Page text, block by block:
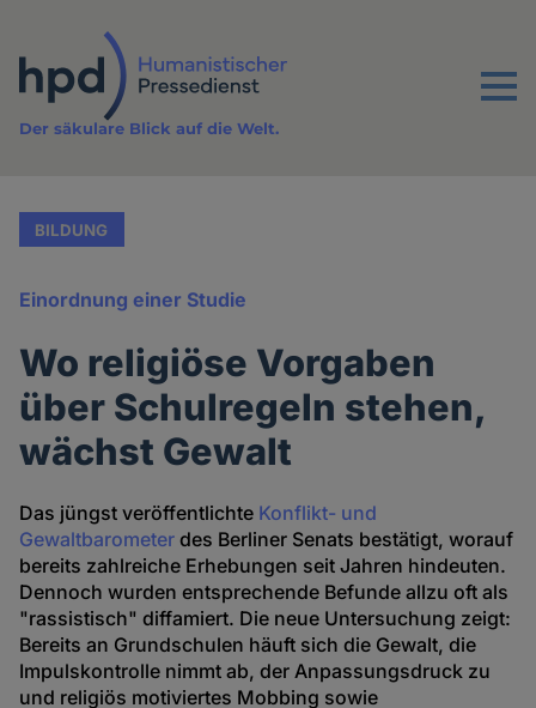
Inhalt
Menu
Der säkulare Blick auf die Welt.
BILDUNG
Einordnung einer Studie
Wo religiöse Vorgaben
über Schulregeln stehen,
wächst Gewalt
Das jüngst veröffentlichte Konflikt- und
Gewaltbarometer des Berliner Senats bestätigt, worauf
bereits zahlreiche Erhebungen seit Jahren hindeuten.
Dennoch wurden entsprechende Befunde allzu oft als
"rassistisch" diffamiert. Die neue Untersuchung zeigt:
Bereits an Grundschulen häuft sich die Gewalt, die
Impulskontrolle nimmt ab, der Anpassungsdruck zu
und religiös motiviertes Mobbing sowie